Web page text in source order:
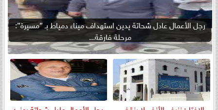
رجل الأعمال عادل شحاتة يدين استهداف ميناء دمياط بـ ”مسيرة”:
مرحلة فارقة...